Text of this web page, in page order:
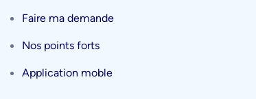
Faire ma demande
Nos points forts
Application moble